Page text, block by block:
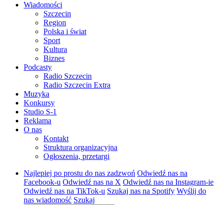
Wiadomości
Szczecin
Region
Polska i świat
Sport
Kultura
Biznes
Podcasty
Radio Szczecin
Radio Szczecin Extra
Muzyka
Konkursy
Studio S-1
Reklama
O nas
Kontakt
Struktura organizacyjna
Ogłoszenia, przetargi
Najlepiej po prostu do nas zadzwoń Odwiedź nas na
Facebook-u Odwiedź nas na X Odwiedź nas na Instagram-ie
Odwiedź nas na TikTok-u Szukaj nas na Spotify Wyślij do
nas wiadomość Szukaj